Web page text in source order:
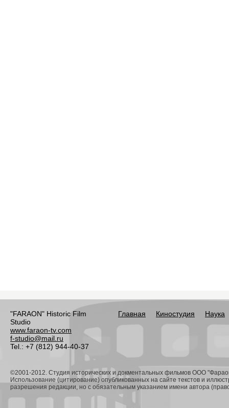
"FARAON" Historic Film
Studio
www.faraon-tv.com
f-studio@mail.ru
Tel.: +7 (812) 944-40-37
Главная Киностудия Наука
©2001-2012. Студия исторических и докментальных фильмов ООО
Использование (цитирование) опубликованных на сайте текстов и
разрешения редакции, но с обязательным указанием имени автора